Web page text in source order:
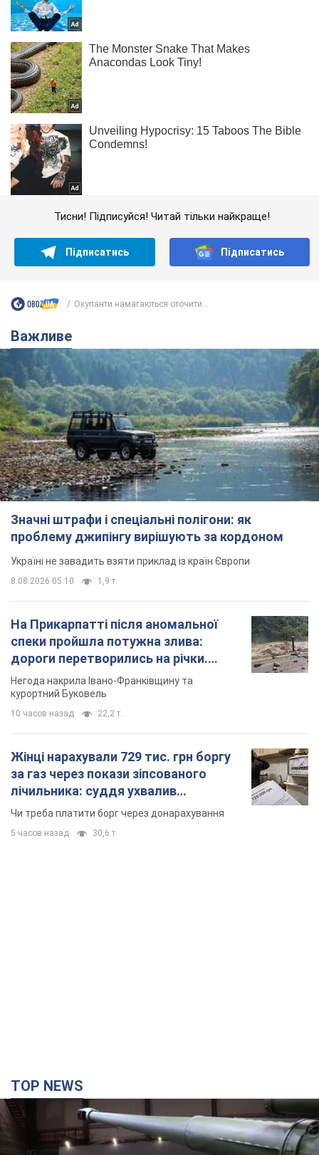
Тисни! Підписуйся! Читай тільки найкраще!
Підписатись Підписатись
Окупанти намагаються оточити...
Важливе
Значні штрафи і спеціальні полігони: як
проблему джипінгу вирішують за кордоном
Україні не завадить взяти приклад із країн Європи
8.08.2026 05:10 1,9 т.
На Прикарпатті після аномальної
спеки пройшла потужна злива:
дороги перетворились на річки.
Відео
Негода накрила Івано-Франківщину та
курортний Буковель
10 часов назад 22,2 т.
Жінці нарахували 729 тис. грн боргу
за газ через покази зіпсованого
лічильника: суддя ухвалив
неочікуване рішення
Чи треба платити борг через донарахування
5 часов назад 30,6 т.
TOP NEWS